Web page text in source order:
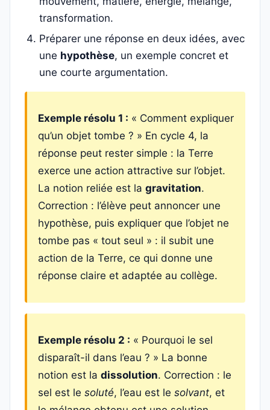
transformation.
Préparer une réponse en deux idées, avec
une hypothèse, un exemple concret et
une courte argumentation.
Exemple résolu 1 : « Comment expliquer
qu’un objet tombe ? » En cycle 4, la
réponse peut rester simple : la Terre
exerce une action attractive sur l’objet.
La notion reliée est la gravitation.
Correction : l’élève peut annoncer une
hypothèse, puis expliquer que l’objet ne
tombe pas « tout seul » : il subit une
action de la Terre, ce qui donne une
réponse claire et adaptée au collège.
Exemple résolu 2 : « Pourquoi le sel
disparaît-il dans l’eau ? » La bonne
notion est la dissolution. Correction : le
sel est le soluté, l’eau est le solvant, et